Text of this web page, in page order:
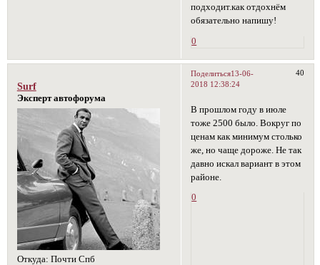
подходит.как отдохнём
обязательно напишу!
0
Поделиться 40
13-06-
2018 12:38:24
Surf
Эксперт автофорума
Откуда: Почти Спб
В прошлом году в июле
тоже 2500 было. Вокруг по
ценам как минимум столько
же, но чаще дороже. Не так
давно искал вариант в этом
районе.
0